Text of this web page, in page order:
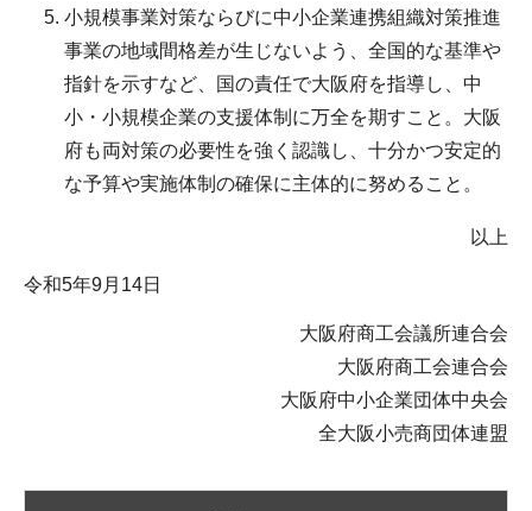
小規模事業対策ならびに中小企業連携組織対策推進
事業の地域間格差が生じないよう、全国的な基準や
指針を示すなど、国の責任で大阪府を指導し、中
小・小規模企業の支援体制に万全を期すこと。大阪
府も両対策の必要性を強く認識し、十分かつ安定的
な予算や実施体制の確保に主体的に努めること。
以上
令和5年9月14日
大阪府商工会議所連合会
大阪府商工会連合会
大阪府中小企業団体中央会
全大阪小売商団体連盟